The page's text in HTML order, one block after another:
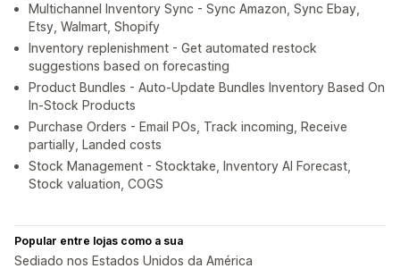
Multichannel Inventory Sync - Sync Amazon, Sync Ebay,
Etsy, Walmart, Shopify
Inventory replenishment - Get automated restock
suggestions based on forecasting
Product Bundles - Auto-Update Bundles Inventory Based On
In-Stock Products
Purchase Orders - Email POs, Track incoming, Receive
partially, Landed costs
Stock Management - Stocktake, Inventory AI Forecast,
Stock valuation, COGS
Popular entre lojas como a sua
Sediado nos Estados Unidos da América